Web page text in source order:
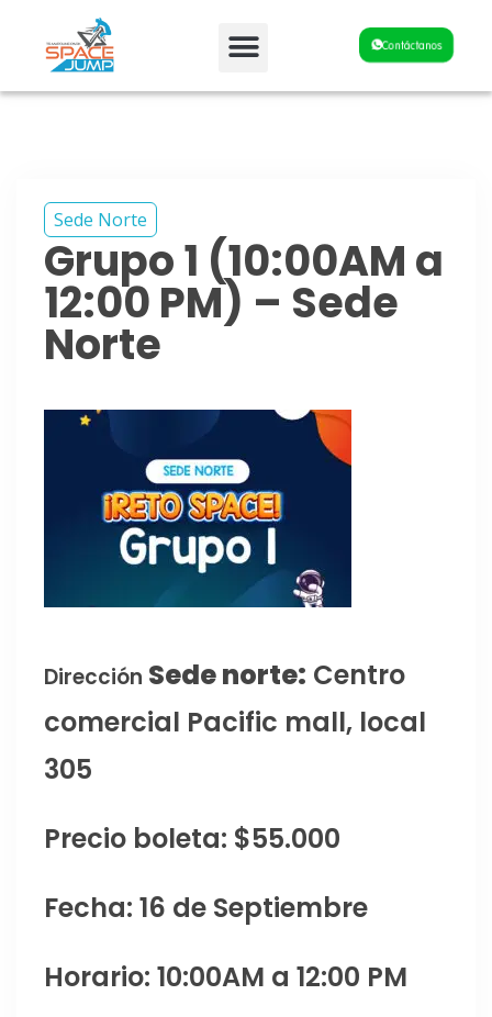
Contáctanos
Sede Norte
Grupo 1 (10:00AM a
12:00 PM) – Sede
Norte
Dirección Sede norte: Centro
comercial Pacific mall, local
305
Precio boleta: $55.000
Fecha: 16 de Septiembre
Horario: 10:00AM a 12:00 PM